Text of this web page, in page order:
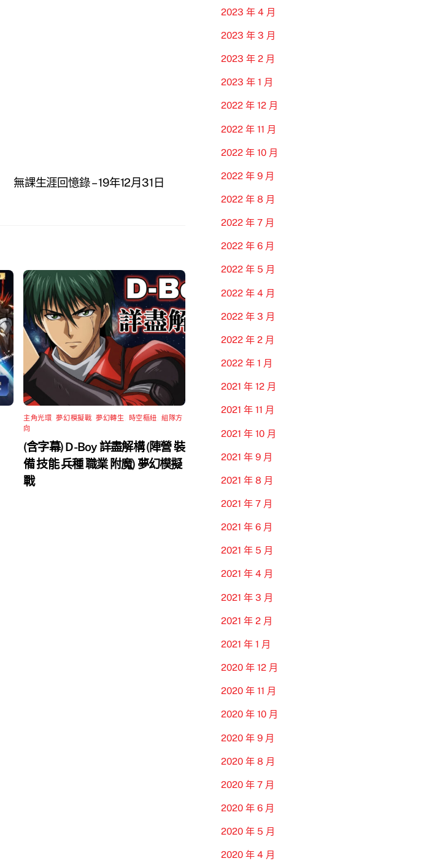
無課生涯回憶錄 – 19年12月31日
主角光環 ,夢幻模擬戰 ,夢幻轉生 時空樞紐 ,組隊方
向
(含字幕) D-Boy 詳盡解構 (陣營 裝
備 技能 兵種 職業 附魔) 夢幻模擬
戰
2023 年 4 月
2023 年 3 月
2023 年 2 月
2023 年 1 月
2022 年 12 月
2022 年 11 月
2022 年 10 月
2022 年 9 月
2022 年 8 月
2022 年 7 月
2022 年 6 月
2022 年 5 月
2022 年 4 月
2022 年 3 月
2022 年 2 月
2022 年 1 月
2021 年 12 月
2021 年 11 月
2021 年 10 月
2021 年 9 月
2021 年 8 月
2021 年 7 月
2021 年 6 月
2021 年 5 月
2021 年 4 月
2021 年 3 月
2021 年 2 月
2021 年 1 月
2020 年 12 月
2020 年 11 月
2020 年 10 月
2020 年 9 月
2020 年 8 月
2020 年 7 月
2020 年 6 月
2020 年 5 月
2020 年 4 月